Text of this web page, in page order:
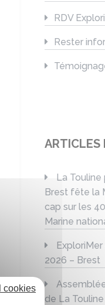
RDV
Rester
ARTICLES
La Touline
Brest fête la
cap sur les
Marine
2026 – Brest
de La
cookies